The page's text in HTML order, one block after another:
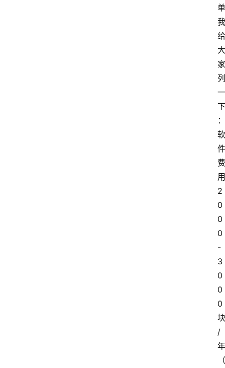
单
我
给
大
家
列
一
下
：
软
件
费
用
2
0
0
0
-
3
0
0
0
块
/
年
（